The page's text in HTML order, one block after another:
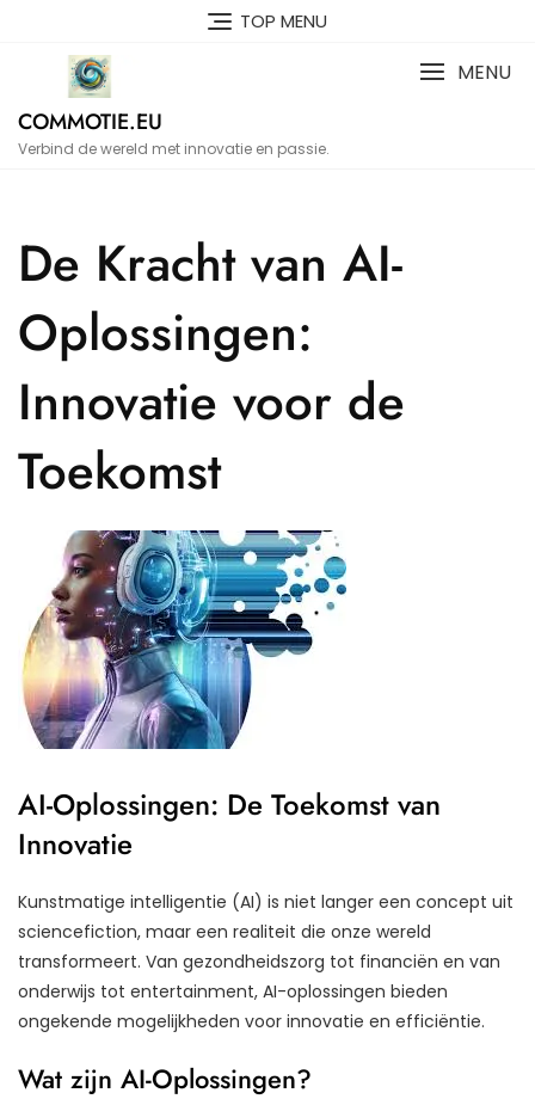
TOP MENU
COMMOTIE.EU
Verbind de wereld met innovatie en passie.
MENU
De Kracht van AI-
Oplossingen:
Innovatie voor de
Toekomst
AI-Oplossingen: De Toekomst van
Innovatie
Kunstmatige intelligentie (AI) is niet langer een concept uit
sciencefiction, maar een realiteit die onze wereld
transformeert. Van gezondheidszorg tot financiën en van
onderwijs tot entertainment, AI-oplossingen bieden
ongekende mogelijkheden voor innovatie en efficiëntie.
Wat zijn AI-Oplossingen?